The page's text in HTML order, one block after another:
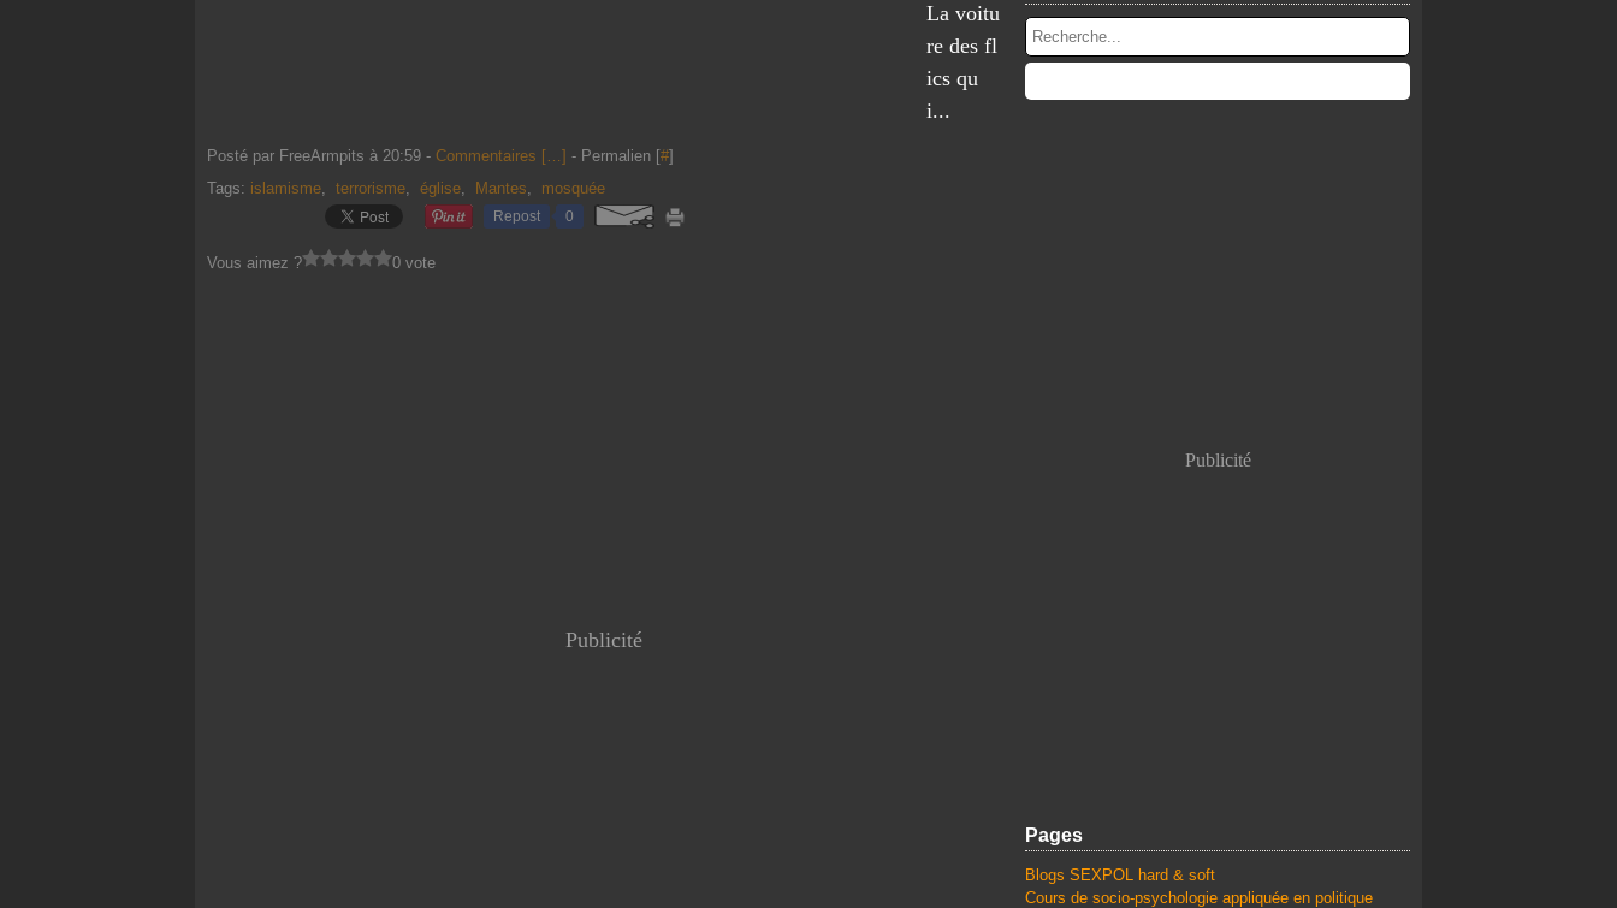
La voitu
re des fl
ics qu
i...
Posté par FreeArmpits à 20:59 - Commentaires […] - Permalien [#]
Tags: islamisme, terrorisme, église, Mantes, mosquée
Repost 0
Vous aimez ? 0 vote
Publicité
Publicité
Pages
Blogs SEXPOL hard & soft
Cours de socio-psychologie appliquée en politique